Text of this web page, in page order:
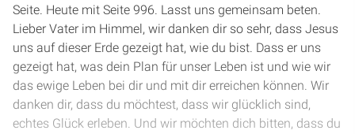
Seite. Heute mit Seite 996. Lasst uns gemeinsam beten.
Lieber Vater im Himmel, wir danken dir so sehr, dass Jesus
uns auf dieser Erde gezeigt hat, wie du bist. Dass er uns
gezeigt hat, was dein Plan für unser Leben ist und wie wir
das ewige Leben bei dir und mit dir erreichen können. Wir
danken dir, dass du möchtest, dass wir glücklich sind,
echtes Glück erleben. Und wir möchten dich bitten, dass du